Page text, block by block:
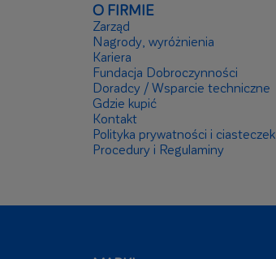
O FIRMIE
Zarząd
Nagrody, wyróżnienia
Kariera
Fundacja Dobroczynności
Doradcy / Wsparcie techniczne
Gdzie kupić
Kontakt
Polityka prywatności i ciasteczek
Procedury i Regulaminy